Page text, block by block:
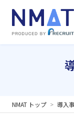
NMAT トップ 導入